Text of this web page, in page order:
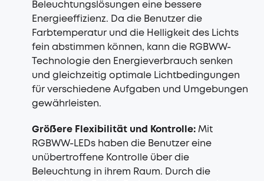
Beleuchtungslösungen eine bessere
Energieeffizienz. Da die Benutzer die
Farbtemperatur und die Helligkeit des Lichts
fein abstimmen können, kann die RGBWW-
Technologie den Energieverbrauch senken
und gleichzeitig optimale Lichtbedingungen
für verschiedene Aufgaben und Umgebungen
gewährleisten.
Größere Flexibilität und Kontrolle: Mit
RGBWW-LEDs haben die Benutzer eine
unübertroffene Kontrolle über die
Beleuchtung in ihrem Raum. Durch die